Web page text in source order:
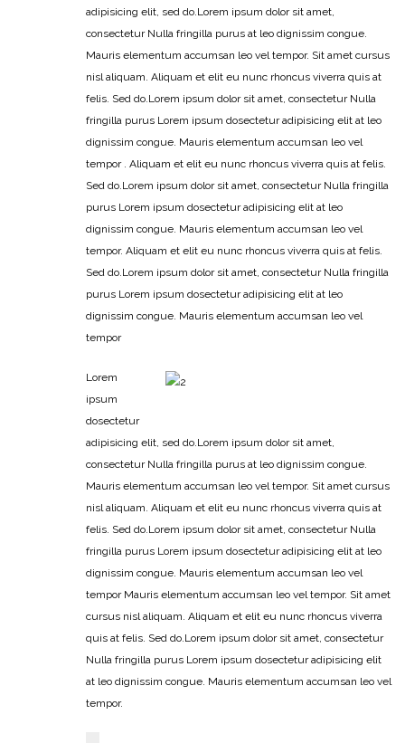
adipisicing elit, sed do.Lorem ipsum dolor sit amet,
consectetur Nulla fringilla purus at leo dignissim congue.
Mauris elementum accumsan leo vel tempor. Sit amet cursus
nisl aliquam. Aliquam et elit eu nunc rhoncus viverra quis at
felis. Sed do.Lorem ipsum dolor sit amet, consectetur Nulla
fringilla purus Lorem ipsum dosectetur adipisicing elit at leo
dignissim congue. Mauris elementum accumsan leo vel
tempor . Aliquam et elit eu nunc rhoncus viverra quis at felis.
Sed do.Lorem ipsum dolor sit amet, consectetur Nulla fringilla
purus Lorem ipsum dosectetur adipisicing elit at leo
dignissim congue. Mauris elementum accumsan leo vel
tempor. Aliquam et elit eu nunc rhoncus viverra quis at felis.
Sed do.Lorem ipsum dolor sit amet, consectetur Nulla fringilla
purus Lorem ipsum dosectetur adipisicing elit at leo
dignissim congue. Mauris elementum accumsan leo vel
tempor
Lorem
ipsum
dosectetur
adipisicing elit, sed do.Lorem ipsum dolor sit amet,
consectetur Nulla fringilla purus at leo dignissim congue.
Mauris elementum accumsan leo vel tempor. Sit amet cursus
nisl aliquam. Aliquam et elit eu nunc rhoncus viverra quis at
felis. Sed do.Lorem ipsum dolor sit amet, consectetur Nulla
fringilla purus Lorem ipsum dosectetur adipisicing elit at leo
dignissim congue. Mauris elementum accumsan leo vel
tempor Mauris elementum accumsan leo vel tempor. Sit amet
cursus nisl aliquam. Aliquam et elit eu nunc rhoncus viverra
quis at felis. Sed do.Lorem ipsum dolor sit amet, consectetur
Nulla fringilla purus Lorem ipsum dosectetur adipisicing elit
at leo dignissim congue. Mauris elementum accumsan leo vel
tempor.